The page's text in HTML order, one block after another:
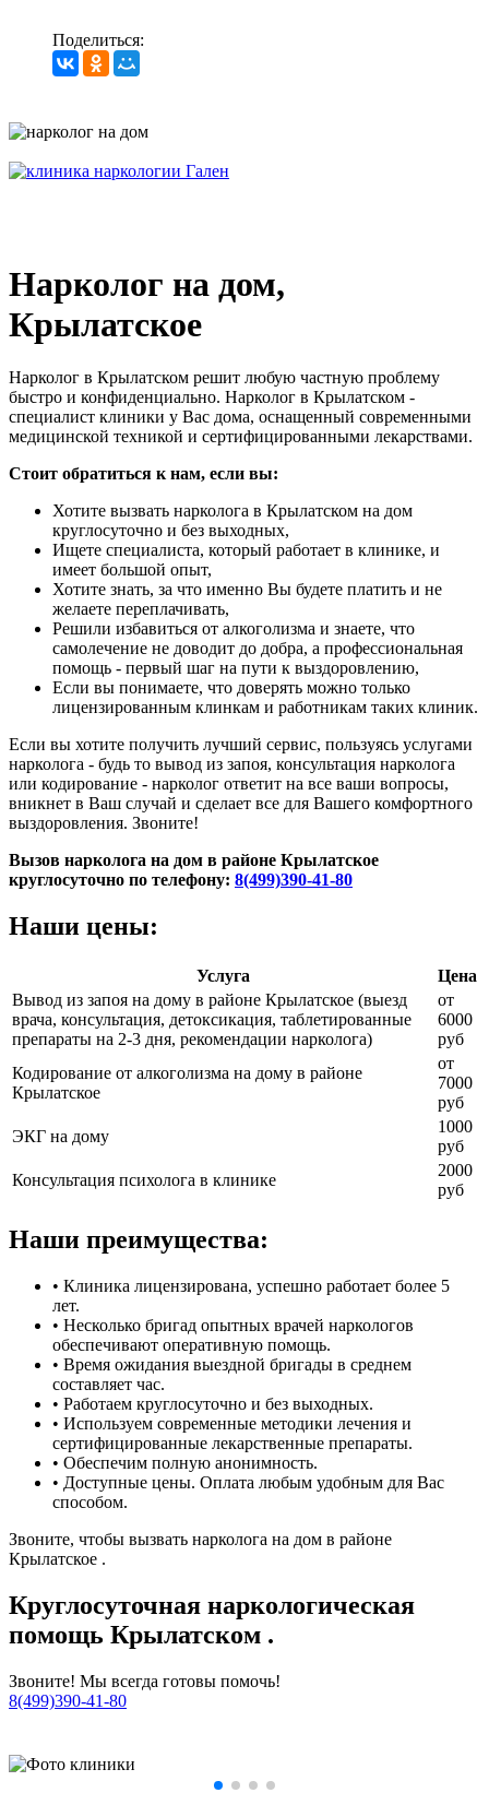
Поделиться:
Нарколог на дом,
Крылатское
Нарколог в Крылатском решит любую частную проблему
быстро и конфиденциально. Нарколог в Крылатском -
специалист клиники у Вас дома, оснащенный современными
медицинской техникой и сертифицированными лекарствами.
Стоит обратиться к нам, если вы:
Хотите вызвать нарколога в Крылатском на дом
круглосуточно и без выходных,
Ищете специалиста, который работает в клинике, и
имеет большой опыт,
Хотите знать, за что именно Вы будете платить и не
желаете переплачивать,
Решили избавиться от алкоголизма и знаете, что
самолечение не доводит до добра, а профессиональная
помощь - первый шаг на пути к выздоровлению,
Если вы понимаете, что доверять можно только
лицензированным клинкам и работникам таких клиник.
Если вы хотите получить лучший сервис, пользуясь услугами
нарколога - будь то вывод из запоя, консультация нарколога
или кодирование - нарколог ответит на все ваши вопросы,
вникнет в Ваш случай и сделает все для Вашего комфортного
выздоровления. Звоните!
Вызов нарколога на дом в районе Крылатское
круглосуточно по телефону: 8(499)390-41-80
Наши цены:
Услуга
Цена
Вывод из запоя на дому в районе Крылатское (выезд
врача, консультация, детоксикация, таблетированные
препараты на 2-3 дня, рекомендации нарколога)
от
6000
руб
Кодирование от алкоголизма на дому в районе
Крылатское
от
7000
руб
ЭКГ на дому
1000
руб
Консультация психолога в клинике
2000
руб
Наши преимущества:
• Клиника лицензирована, успешно работает более 5
лет.
• Несколько бригад опытных врачей наркологов
обеспечивают оперативную помощь.
• Время ожидания выездной бригады в среднем
составляет час.
• Работаем круглосуточно и без выходных.
• Используем современные методики лечения и
сертифицированные лекарственные препараты.
• Обеспечим полную анонимность.
• Доступные цены. Оплата любым удобным для Вас
способом.
Звоните, чтобы вызвать нарколога на дом в районе
Крылатское .
Круглосуточная наркологическая
помощь Крылатском .
Звоните! Мы всегда готовы помочь!
8(499)390-41-80